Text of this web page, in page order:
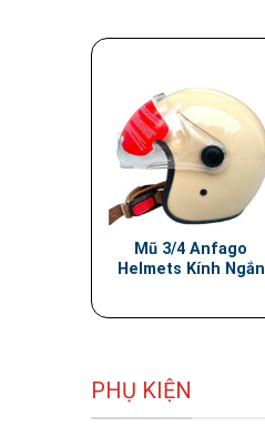
Mũ 3/4 Anfago
Helmets Kính Ngắn
PHỤ KIỆN